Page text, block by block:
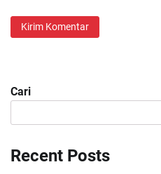
Cari
Recent Posts